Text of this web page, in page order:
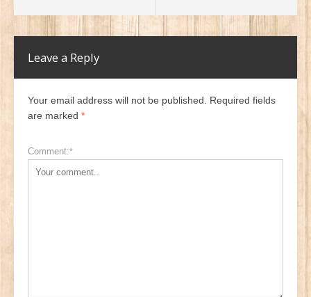
Leave a Reply
Your email address will not be published. Required fields
are marked *
Comment:*